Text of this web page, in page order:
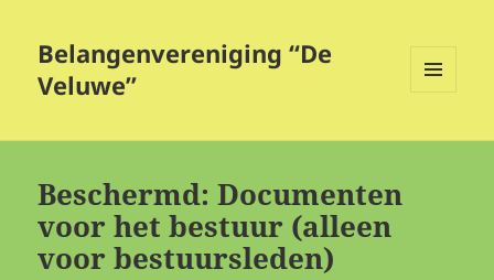
Belangenvereniging “De
Veluwe”
WIDGETS
Beschermd: Documenten
voor het bestuur (alleen
voor bestuursleden)